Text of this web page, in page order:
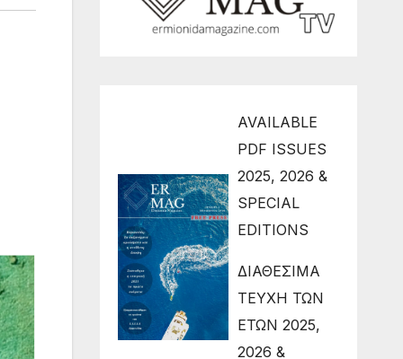
AVAILABLE
PDF ISSUES
2025, 2026 &
SPECIAL
EDITIONS
ΔΙΑΘΕΣΙΜΑ
ΤΕΥΧΗ ΤΩΝ
ΕΤΩΝ 2025,
2026 &